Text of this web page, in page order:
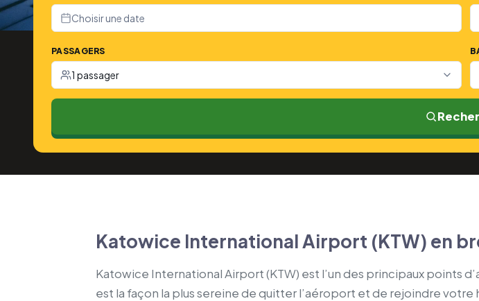
Choisir une date
PASSAGERS
1 passager
Katowice International Airport (KTW) en
Katowice International Airport (KTW) est l’un des principaux points
est la façon la plus sereine de quitter l’aéroport et de rejoindre